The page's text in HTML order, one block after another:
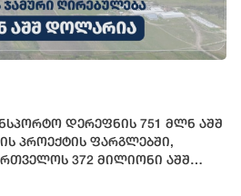
დერეფნის 751 მლნ აშშ
პროექტის ფარგლებში,
372 მილიონი აშშ